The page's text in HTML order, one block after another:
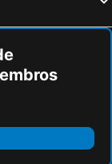
Collection by Best Western
Cote De Nacre
Caen - Epron By Ihg
Mondeville